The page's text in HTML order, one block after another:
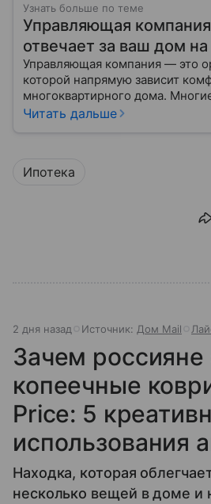
Узнать больше по теме
Управляющая
отвечает за ваш дом
Управляющая компания — это
которой напрямую зависит
многоквартирного дома.
до конца понимают, какие
Читать дальше
Ипотека
2 дня назад Источник: Дом Mail
Зачем россияне
копеечные
Price: 5
использования
Находка, которая
несколько вещей в доме и